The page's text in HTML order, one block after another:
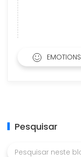
EMOTIONS
Pesquisar